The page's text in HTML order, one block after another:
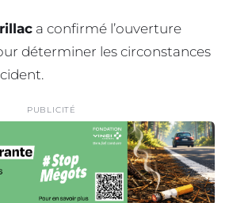
a confirmé l’ouverture
déterminer les circonstances
PUBLICITÉ